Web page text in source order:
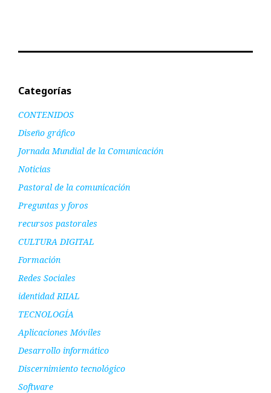
Categorías
CONTENIDOS
Diseño gráfico
Jornada Mundial de la Comunicación
Noticias
Pastoral de la comunicación
Preguntas y foros
recursos pastorales
CULTURA DIGITAL
Formación
Redes Sociales
identidad RIIAL
TECNOLOGÍA
Aplicaciones Móviles
Desarrollo informático
Discernimiento tecnológico
Software